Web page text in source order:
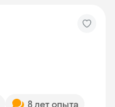
8 лет опыта